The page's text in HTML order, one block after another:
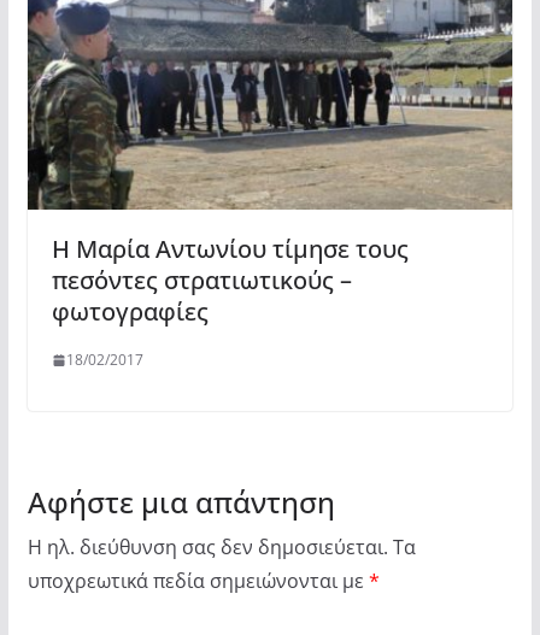
Η Μαρία Αντωνίου τίμησε τους
πεσόντες στρατιωτικούς –
φωτογραφίες
18/02/2017
Αφήστε μια απάντηση
Η ηλ. διεύθυνση σας δεν δημοσιεύεται. Τα
υποχρεωτικά πεδία σημειώνονται με *